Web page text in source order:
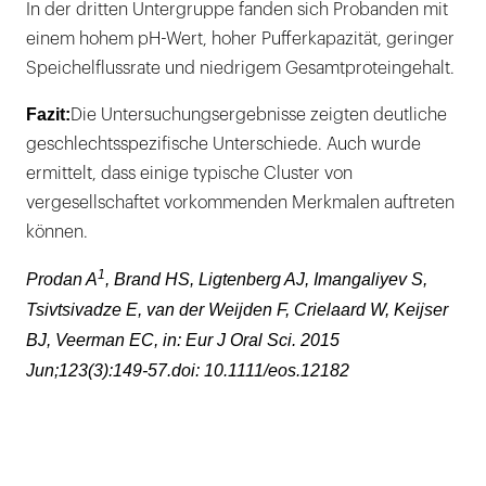
In der dritten Untergruppe fanden sich Probanden mit
einem hohem pH-Wert, hoher Pufferkapazität, geringer
Speichelflussrate und niedrigem Gesamtproteingehalt.
Fazit: Die Untersuchungsergebnisse zeigten deutliche
geschlechtsspezifische Unterschiede. Auch wurde
ermittelt, dass einige typische Cluster von
vergesellschaftet vorkommenden Merkmalen auftreten
können.
Prodan A1, Brand HS, Ligtenberg AJ, Imangaliyev S,
Tsivtsivadze E, van der Weijden F, Crielaard W, Keijser
BJ, Veerman EC, in: Eur J Oral Sci. 2015
Jun;123(3):149-57.doi: 10.1111/eos.12182